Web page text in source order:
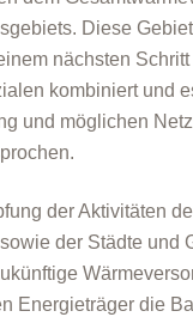
Diese
nächsten
kombiniert und
und möglichen
der Aktivitäten
der Städte und
Energieträger die